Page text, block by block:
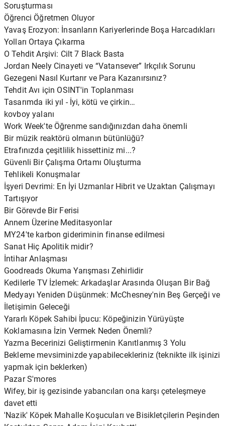
Soruşturması
Öğrenci Öğretmen Oluyor
Yavaş Erozyon: İnsanların Kariyerlerinde Boşa Harcadıkları
Yolları Ortaya Çıkarma
O Tehdit Arşivi: Cilt 7 Black Basta
Jordan Neely Cinayeti ve “Vatansever” Irkçılık Sorunu
Gezegeni Nasıl Kurtarır ve Para Kazanırsınız?
Tehdit Avı için OSINT'in Toplanması
Tasarımda iki yıl - İyi, kötü ve çirkin…
kovboy yalanı
Work Week'te Öğrenme sandığınızdan daha önemli
Bir müzik reaktörü olmanın bütünlüğü?
Etrafınızda çeşitlilik hissettiniz mi...?
Güvenli Bir Çalışma Ortamı Oluşturma
Tehlikeli Konuşmalar
İşyeri Devrimi: En İyi Uzmanlar Hibrit ve Uzaktan Çalışmayı
Tartışıyor
Bir Görevde Bir Ferisi
Annem Üzerine Meditasyonlar
MY24'te karbon gideriminin finanse edilmesi
Sanat Hiç Apolitik midir?
İntihar Anlaşması
Goodreads Okuma Yarışması Zehirlidir
Kedilerle TV İzlemek: Arkadaşlar Arasında Oluşan Bir Bağ
Medyayı Yeniden Düşünmek: McChesney'nin Beş Gerçeği ve
İletişimin Geleceği
Yararlı Köpek Sahibi İpucu: Köpeğinizin Yürüyüşte
Koklamasına İzin Vermek Neden Önemli?
Yazma Becerinizi Geliştirmenin Kanıtlanmış 3 Yolu
Bekleme mevsiminizde yapabilecekleriniz (teknikte ilk işinizi
yapmak için beklerken)
Pazar S'mores
Wifey, bir iş gezisinde yabancıları ona karşı çeteleşmeye
davet etti
'Nazik' Köpek Mahalle Koşucuları ve Bisikletçilerin Peşinden